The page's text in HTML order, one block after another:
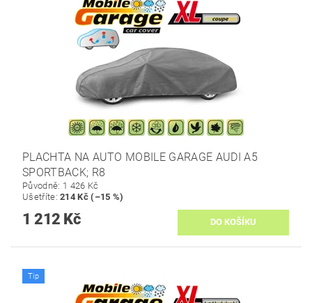
PLACHTA NA AUTO MOBILE GARAGE AUDI A5
SPORTBACK; R8
Původně: 1 426 Kč
Ušetříte:214 Kč (–15 %)
1 212 Kč
Tip